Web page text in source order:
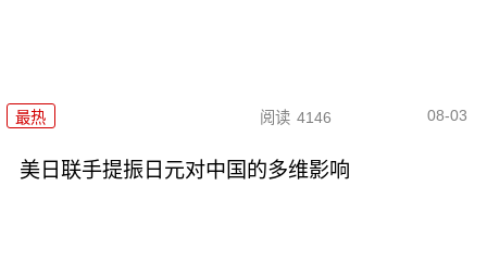
最热 阅读 4146 08-03
美日联手提振日元对中国的多维影响